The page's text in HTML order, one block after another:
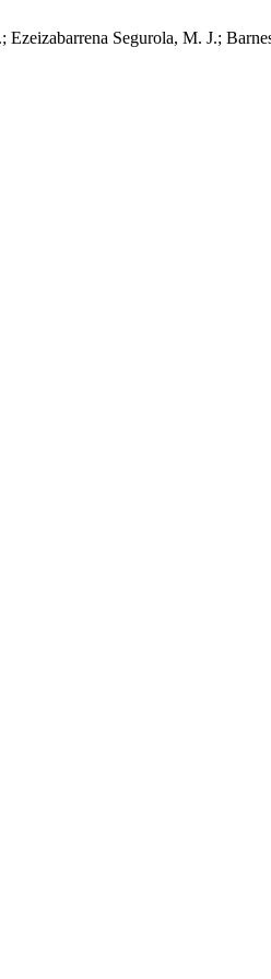
Segurola, M. J.;